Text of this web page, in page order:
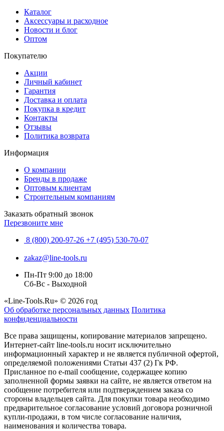
Каталог
Аксессуары и расходное
Новости и блог
Оптом
Покупателю
Акции
Личный кабинет
Гарантия
Доставка и оплата
Покупка в кредит
Контакты
Отзывы
Политика возврата
Информация
О компании
Бренды в продаже
Оптовым клиентам
Строительным компаниям
Заказать обратный звонок
Перезвоните мне
8 (800) 200-97-26 +7 (495) 530-70-07
zakaz@line-tools.ru
Пн-Пт 9:00 до 18:00
Сб-Вс - Выходной
«Line-Tools.Ru» © 2026 год
Об обработке персональных данных Политика
конфиденциальности
Все права защищены, копирование материалов запрещено.
Интернет-сайт line-tools.ru носит исключительно
информационный характер и не является публичной офертой,
определяемой положениями Статьи 437 (2) Гк РФ.
Присланное по e-mail сообщение, содержащее копию
заполненной формы заявки на сайте, не является ответом на
сообщение потребителя или подтверждением заказа со
стороны владельцев сайта. Для покупки товара необходимо
предварительное согласование условий договора розничной
купли-продажи, в том числе согласование наличия,
наименования и количества товара.